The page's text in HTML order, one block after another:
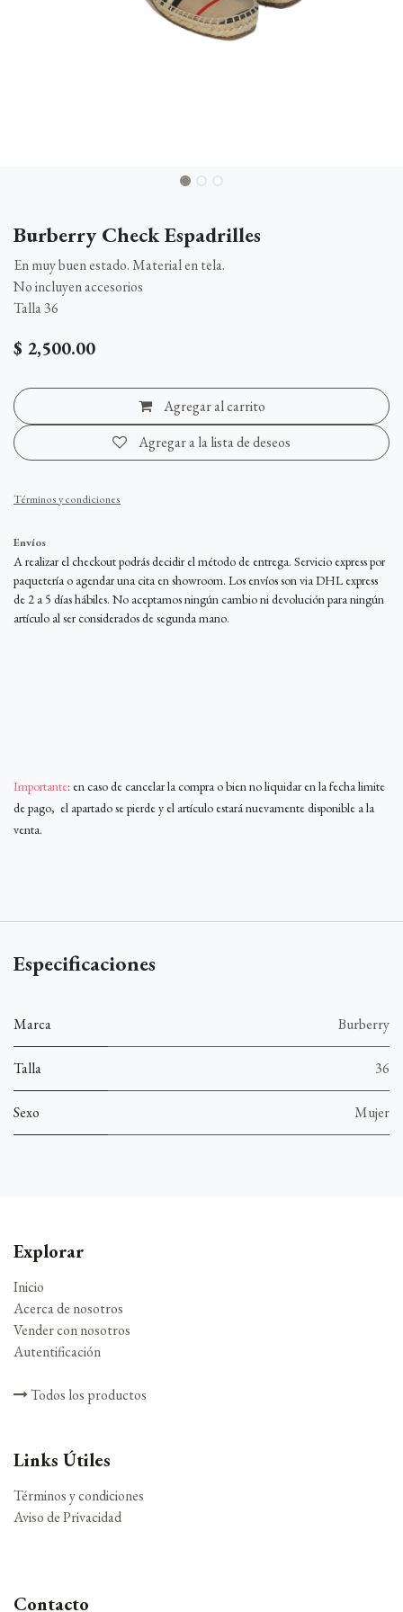
Burberry Check Espadrilles
En muy buen estado. Material en tela.
No incluyen accesorios
Talla 36
$ 2,500.00
Agregar al carrito
Agregar a la lista de deseos
Términos y condiciones
Envíos
A realizar el checkout podrás decidir el método de entrega. Servicio express por
paquetería o agendar una cita en showroom. Los envíos son via DHL express
de 2 a 5 días hábiles. No aceptamos ningún cambio ni devolución para ningún
artículo al ser considerados de segunda mano.
Importante: en caso de cancelar la compra o bien no liquidar en la fecha limite
de pago, el apartado se pierde y el artículo estará nuevamente disponible a la
venta.
Especificaciones
Marca Burberry
Talla 36
Sexo Mujer
Explorar
Inicio
Acerca de nosotros
Vender con nosotros
Autentificación
Todos los productos
Links Útiles
Términos y condiciones
Aviso de Privacidad
Contacto